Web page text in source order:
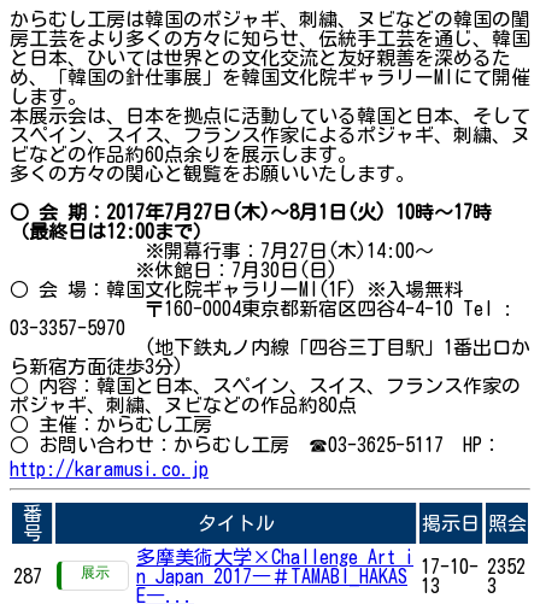
からむし工房は韓国のポジャギ、刺繍、ヌビなどの韓国の閨
房工芸をより多くの方々に知らせ、伝統手工芸を通じ、韓国
と日本、ひいては世界との文化交流と友好親善を深めるた
め、「韓国の針仕事展」を韓国文化院ギャラリーMIにて開催
します。
本展示会は、日本を拠点に活動している韓国と日本、そして
スペイン、スイス、フランス作家によるポジャギ、刺繍、ヌ
ビなどの作品約60点余りを展示します。
多くの方々の関心と観覧をお願いいたします。
○ 会 期：2017年7月27日(木)～8月1日(火) 10時～17時
（最終日は12:00まで）
※開幕行事：7月27日(木)14:00～
※休館日：7月30日(日)
○ 会 場：韓国文化院ギャラリーMI(1F) ※入場無料
〒160-0004東京都新宿区四谷4-4-10 Tel :
03-3357-5970
(地下鉄丸ノ内線「四谷三丁目駅」1番出口か
ら新宿方面徒歩3分)
○ 内容：韓国と日本、スペイン、スイス、フランス作家の
ポジャギ、刺繍、ヌビなどの作品約80点
○ 主催：からむし工房
○ お問い合わせ：からむし工房 ☎03-3625-5117 HP：
http://karamusi.co.jp
番
号
タイトル 掲示日 照会
287
多摩美術大学×Challenge Art i
n Japan 2017―＃TAMABI_HAKAS
E―...
17-10-
13
2352
3